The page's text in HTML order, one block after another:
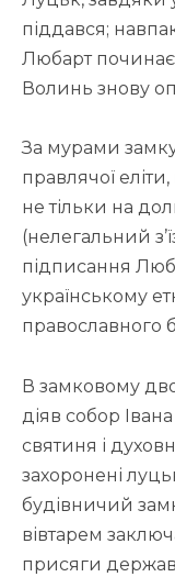
піддався;
Любарт починає
Волинь знову
За мурами
правлячої
не тільки на
(нелегальний
підписання
українському
православного
В замковому
діяв собор
святиня і
захоронені
будівничий
вівтарем
присяги